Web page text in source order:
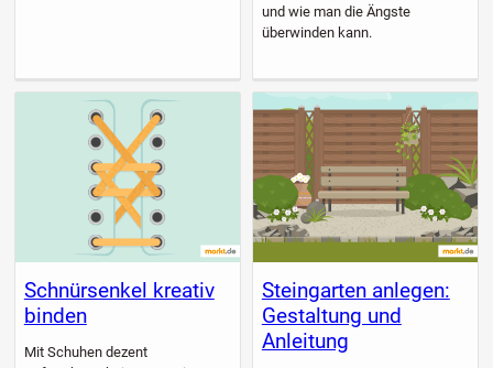
und wie man die Ängste
überwinden kann.
Schnürsenkel kreativ
binden
Mit Schuhen dezent
Steingarten anlegen:
Gestaltung und
Anleitung